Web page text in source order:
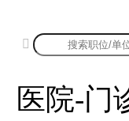

医院-门